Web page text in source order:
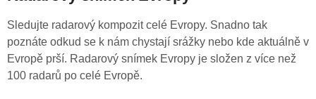
Sledujte radarový kompozit celé Evropy. Snadno tak
poznáte odkud se k nám chystají srážky nebo kde aktuálně v
Evropě prší. Radarový snímek Evropy je složen z více než
100 radarů po celé Evropě.